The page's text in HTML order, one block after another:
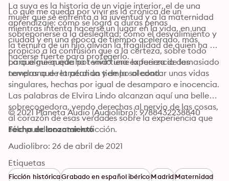
La suya es la historia de un viaje interior, el de una
mujer que se enfrenta a la juventud y a la maternidad
mientras intenta hacerse un lugar en la vida, en una
ciudad y en una época de tiempo acelerado, más
propicio a la confusión que a la certeza, sobre todo
para alguien que ha tenido una experiencia demasiado
temprana de la pérdida y de la soledad.
Lo que me queda por vivir es la crónica de un
aprendizaje: cómo se logra a duras penas
sobreponerse a la deslealtad; cómo el desvalimiento y
la ternura de un hijo alivian la fragilidad de quien ha de
hacerse fuerte para protegerlo.
Lo que me queda por vivir tiene la fuerza de las
novelas que retratan un tiempo al contar unas vidas
singulares, hechas por igual de desamparo e inocencia.
Las palabras de Elvira Lindo alcanzan aquí una belleza
sobrecogedora, yendo derechas al nervio de las cosas,
al corazón de esas verdades sobre la experiencia que
sólo puede contar la ficción.
© 2021 Planeta Audio (Audiolibro): 9788432238840
Fecha de lanzamiento
Audiolibro: 26 de abril de 2021
Etiquetas
Ficción históricaGrabado en español ibéricoMadridMaternidad